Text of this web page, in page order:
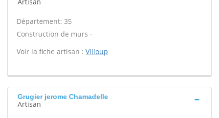
Département: 35
Construction de murs -
Voir la fiche artisan : Villoup
Grugier jerome Chamadelle
Artisan